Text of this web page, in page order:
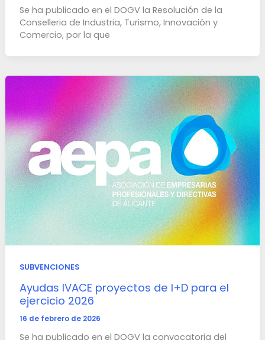
Se ha publicado en el DOGV la Resolución de la
Conselleria de Industria, Turismo, Innovación y
Comercio, por la que
SUBVENCIONES
Ayudas IVACE proyectos de I+D para el
ejercicio 2026
16 de febrero de 2026
Se ha publicado en el DOGV la convocatoria del